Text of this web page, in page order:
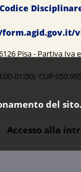
Codice
Pisa - Partiva
01:00) CUP
Accesso alla
del